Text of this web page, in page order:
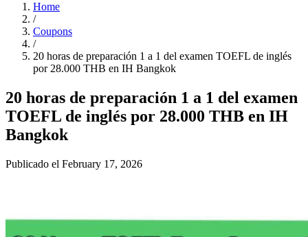
Home
/
Coupons
/
20 horas de preparación 1 a 1 del examen TOEFL de inglés
por 28.000 THB en IH Bangkok
20 horas de preparación 1 a 1 del examen
TOEFL de inglés por 28.000 THB en IH
Bangkok
Publicado el February 17, 2026